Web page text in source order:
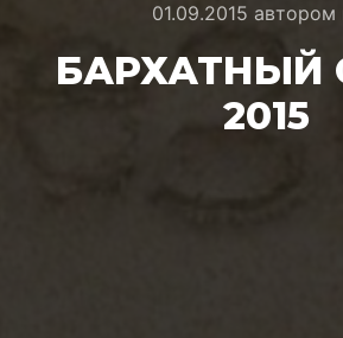
01.09.2015 автором
БАРХАТНЫЙ
2015